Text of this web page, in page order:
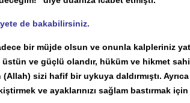
de bakabilirsiniz.
bir müjde olsun ve onunla kalpleriniz
ve güçlü olandır, hüküm ve hikmet
sizi hafif bir uykuya daldırmıştı. Ayrıca
ve ayaklarınızı sağlam bastırmak